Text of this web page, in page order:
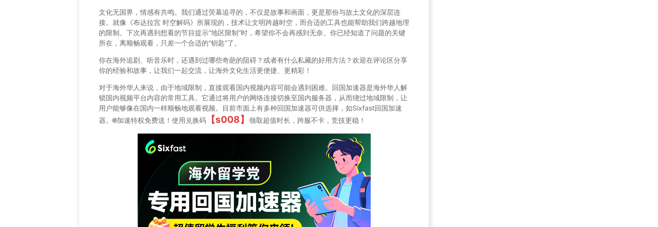
文化无国界，情感有共鸣。我们通过荧幕追寻的，不仅是故事和画面，更是那份与故土文化的深层连
接。就像《布达拉宫 时空解码》所展现的，技术让文明跨越时空，而合适的工具也能帮助我们跨越地理
的限制。下次再遇到想看的节目提示“地区限制”时，希望你不会再感到无奈。你已经知道了问题的关键
所在，离顺畅观看，只差一个合适的“钥匙”了。
你在海外追剧、听音乐时，还遇到过哪些奇葩的阻碍？或者有什么私藏的好用方法？欢迎在评论区分享
你的经验和故事，让我们一起交流，让海外文化生活更便捷、更精彩！
对于海外华人来说，由于地域限制，直接观看国内视频内容可能会遇到困难。回国加速器是海外华人解
锁国内视频平台内容的常用工具。它通过将用户的网络连接切换至国内服务器，从而绕过地域限制，让
用户能够像在国内一样顺畅地观看视频。目前市面上有多种回国加速器可供选择，如Sixfast回国加速
器。🌐加速特权免费送！使用兑换码
【s008】 领取超值时长，跨服不卡，竞技更稳！